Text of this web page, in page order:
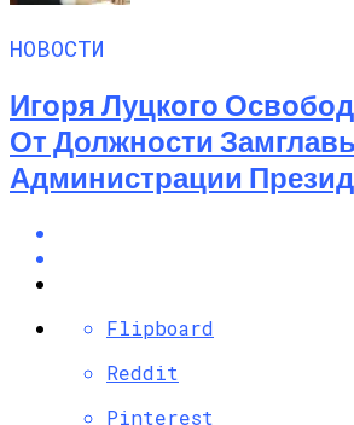
НОВОСТИ
Игоря Луцкого
От Должности
Администрации
Flipboard
Reddit
Pinterest